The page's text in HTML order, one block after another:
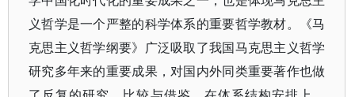
义哲学是一个严整的科学体系的重要哲学教材。《马
克思主义哲学纲要》广泛吸取了我国马克思主义哲学
研究多年来的重要成果，对国内外同类重要著作也做